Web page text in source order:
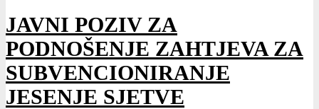
JAVNI POZIV ZA
PODNOŠENJE ZAHTJEVA ZA
SUBVENCIONIRANJE
JESENJE SJETVE